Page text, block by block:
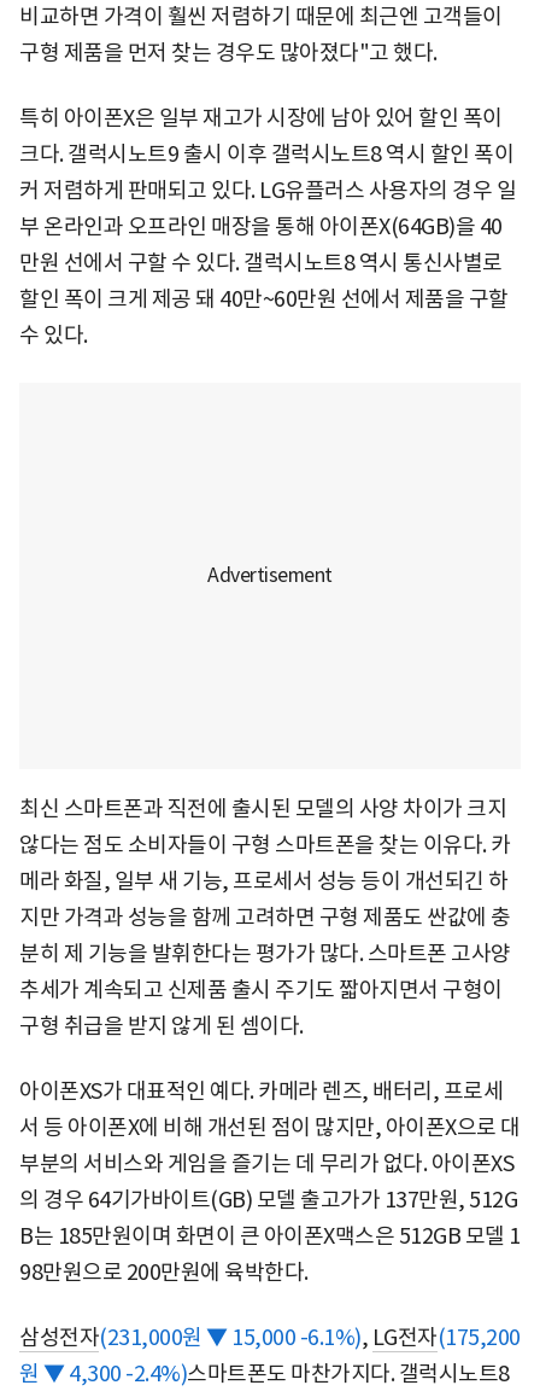
비교하면 가격이 훨씬 저렴하기 때문에 최근엔 고객들이
구형 제품을 먼저 찾는 경우도 많아졌다"고 했다.
특히 아이폰X은 일부 재고가 시장에 남아 있어 할인 폭이
크다. 갤럭시노트9 출시 이후 갤럭시노트8 역시 할인 폭이
커 저렴하게 판매되고 있다. LG유플러스 사용자의 경우 일
부 온라인과 오프라인 매장을 통해 아이폰X(64GB)을 40
만원 선에서 구할 수 있다. 갤럭시노트8 역시 통신사별로
할인 폭이 크게 제공 돼 40만~60만원 선에서 제품을 구할
수 있다.
최신 스마트폰과 직전에 출시된 모델의 사양 차이가 크지
않다는 점도 소비자들이 구형 스마트폰을 찾는 이유다. 카
메라 화질, 일부 새 기능, 프로세서 성능 등이 개선되긴 하
지만 가격과 성능을 함께 고려하면 구형 제품도 싼값에 충
분히 제 기능을 발휘한다는 평가가 많다. 스마트폰 고사양
추세가 계속되고 신제품 출시 주기도 짧아지면서 구형이
구형 취급을 받지 않게 된 셈이다.
아이폰XS가 대표적인 예다. 카메라 렌즈, 배터리, 프로세
서 등 아이폰X에 비해 개선된 점이 많지만, 아이폰X으로 대
부분의 서비스와 게임을 즐기는 데 무리가 없다. 아이폰XS
의 경우 64기가바이트(GB) 모델 출고가가 137만원, 512G
B는 185만원이며 화면이 큰 아이폰X맥스은 512GB 모델 1
98만원으로 200만원에 육박한다.
삼성전자(231,000원 ▼ 15,000 -6.1%), LG전자(175,200
원 ▼ 4,300 -2.4%)스마트폰도 마찬가지다. 갤럭시노트8